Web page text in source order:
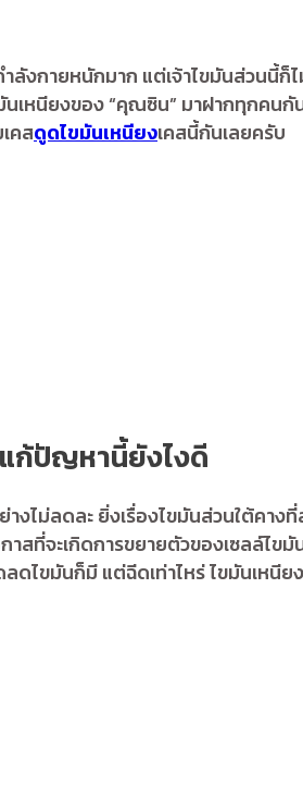
ลังกายหนักมาก แต่เจ้าไขมันส่วนนี้
เหนียงของ “คุณซิน” มาฝากทุกคนกั
คสดูดไขมันเหนียงเคสนี้กันเลยครับ
แก้ปัญหานี้ยังไงดี
ม่ลดละ ยิ่งเรื่องไขมันส่วนใต้คางที่
ที่จะเกิดการขยายตัวของเซลล์ไข
ลดไขมันก็มี แต่ฉีดเท่าไหร่ ไขมันเห